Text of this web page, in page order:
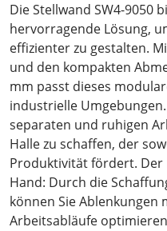
Die Stellwand SW4-9050
hervorragende Lösung,
effizienter zu gestalten.
und den kompakten
mm passt dieses
industrielle
separaten und ruhigen
Halle zu schaffen, der
Produktivität fördert. Der
Hand: Durch die
können Sie
Arbeitsabläufe